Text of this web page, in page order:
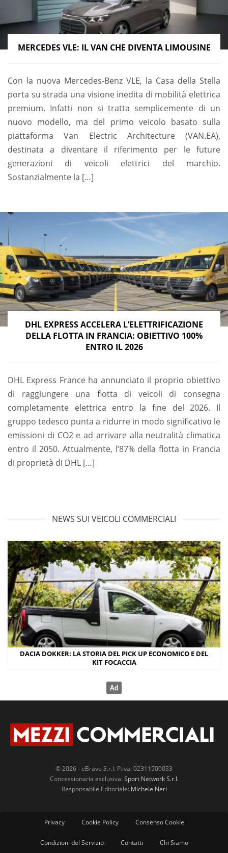
MERCEDES VLE: IL VAN CHE DIVENTA LIMOUSINE
Con la nuova Mercedes-Benz VLE, la Casa della Stella
porta su strada una visione inedita di mobilità elettrica
premium. Infatti non si tratta semplicemente di un
nuovo modello, ma del primo veicolo basato sulla
piattaforma Van Electric Architecture (VAN.EA),
destinata a diventare il riferimento per le future
generazioni di veicoli elettrici del marchio.
Sostanzialmente la […]
DHL EXPRESS ACCELERA L’ELETTRIFICAZIONE
DELLA FLOTTA IN FRANCIA: OBIETTIVO 100%
ENTRO IL 2026
DHL Express France ha annunciato il proprio obiettivo
di raggiungere una flotta di veicoli di consegna
completamente elettrica entro la fine del 2026. Il
gruppo tedesco punta a ridurre in modo significativo le
emissioni di CO2 e ad arrivare alla neutralità climatica
entro il 2050. Attualmente, l’87% della flotta in Francia
di proprietà di DHL […]
NEWS SUI VEICOLI COMMERCIALI
DACIA DOKKER: LA STORIA DEL PICK UP ECONOMICO E DEL
KIT FOCACCIA
© 2026 - eBrave S.r.l. P.iva: 02311500033
Concessionaria esclusiva: Sport Network S.r.l.
Responsabile Editoriale: Michele Neri
Privacy Cookie Policy Consenso Cookie
Condizioni del Servizio Contatti Chi Siamo